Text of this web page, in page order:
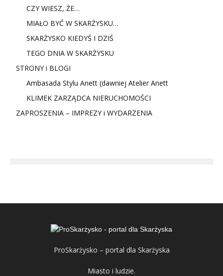
CZY WIESZ, ŻE…
MIAŁO BYĆ W SKARŻYSKU…
SKARŻYSKO KIEDYŚ I DZIŚ
TEGO DNIA W SKARŻYSKU
STRONY i BLOGI
Ambasada Stylu Anett (dawniej Atelier Anett
KLIMEK ZARZĄDCA NIERUCHOMOŚCI
ZAPROSZENIA – IMPREZY i WYDARZENIA
ProSkarżysko – portal dla Skarżyska
Miasto i ludzie.